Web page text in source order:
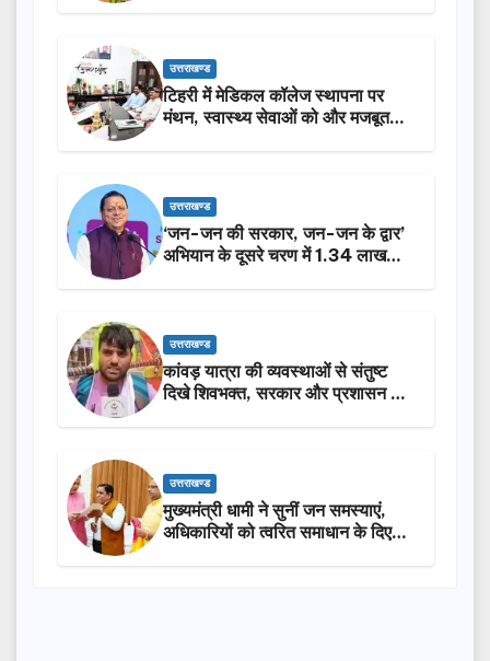
उत्तराखण्ड
टिहरी में मेडिकल कॉलेज स्थापना पर
मंथन, स्वास्थ्य सेवाओं को और मजबूत
उत्तराखण्ड
‘जन-जन की सरकार, जन-जन के द्वार’
अभियान के दूसरे चरण में 1.34 लाख
उत्तराखण्ड
कांवड़ यात्रा की व्यवस्थाओं से संतुष्ट
दिखे शिवभक्त, सरकार और प्रशासन की
उत्तराखण्ड
मुख्यमंत्री धामी ने सुनीं जन समस्याएं,
अधिकारियों को त्वरित समाधान के दिए